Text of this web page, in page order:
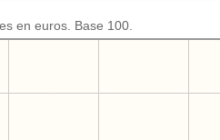
en euros. Base 100.